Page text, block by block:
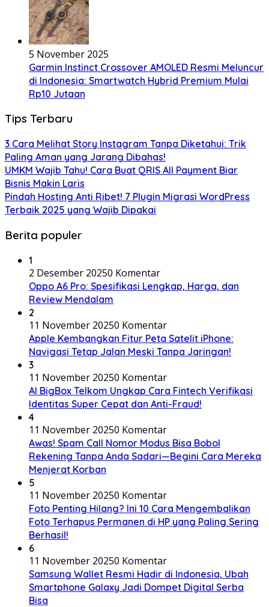
5 November 2025
Garmin Instinct Crossover AMOLED Resmi Meluncur
di Indonesia: Smartwatch Hybrid Premium Mulai
Rp10 Jutaan
Tips Terbaru
3 Cara Melihat Story Instagram Tanpa Diketahui: Trik
Paling Aman yang Jarang Dibahas!
UMKM Wajib Tahu! Cara Buat QRIS All Payment Biar
Bisnis Makin Laris
Pindah Hosting Anti Ribet! 7 Plugin Migrasi WordPress
Terbaik 2025 yang Wajib Dipakai
Berita populer
1
2 Desember 20250 Komentar
Oppo A6 Pro: Spesifikasi Lengkap, Harga, dan
Review Mendalam
2
11 November 20250 Komentar
Apple Kembangkan Fitur Peta Satelit iPhone:
Navigasi Tetap Jalan Meski Tanpa Jaringan!
3
11 November 20250 Komentar
AI BigBox Telkom Ungkap Cara Fintech Verifikasi
Identitas Super Cepat dan Anti-Fraud!
4
11 November 20250 Komentar
Awas! Spam Call Nomor Modus Bisa Bobol
Rekening Tanpa Anda Sadari—Begini Cara Mereka
Menjerat Korban
5
11 November 20250 Komentar
Foto Penting Hilang? Ini 10 Cara Mengembalikan
Foto Terhapus Permanen di HP yang Paling Sering
Berhasil!
6
11 November 20250 Komentar
Samsung Wallet Resmi Hadir di Indonesia, Ubah
Smartphone Galaxy Jadi Dompet Digital Serba
Bisa